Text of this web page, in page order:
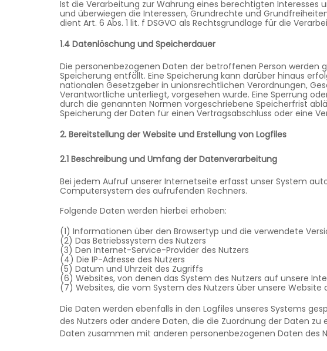
Ist die Verarbeitung zur Wahrung eines berechtigten Interesses
und überwiegen die Interessen, Grundrechte und
dient Art. 6 Abs. 1 lit. f DSGVO als Rechtsgrundlage für die
1.4 Datenlöschung und Speicherdauer
Die personenbezogenen Daten der betroffenen Person werden
Speicherung entfällt. Eine Speicherung kann darüber hinaus
nationalen Gesetzgeber in unionsrechtlichen Verordnungen,
Verantwortliche unterliegt, vorgesehen wurde. Eine Sperrung
durch die genannten Normen vorgeschriebene Speicherfrist
Speicherung der Daten für einen Vertragsabschluss oder eine
2. Bereitstellung der Website und Erstellung von Logfiles
2.1 Beschreibung und Umfang der Datenverarbeitung
Bei jedem Aufruf unserer Internetseite erfasst unser System
Computersystem des aufrufenden Rechners.
Folgende Daten werden hierbei erhoben:
(1) Informationen über den Browsertyp und die verwendete
(2) Das Betriebssystem des Nutzers
(3) Den Internet-Service-Provider des Nutzers
(4) Die IP-Adresse des Nutzers
(5) Datum und Uhrzeit des Zugriffs
(6) Websites, von denen das System des Nutzers auf unsere
(7) Websites, die vom System des Nutzers über unsere
Die Daten werden ebenfalls in den Logfiles unseres Systems
des Nutzers oder andere Daten, die die Zuordnung der Daten
Daten zusammen mit anderen personenbezogenen Daten des